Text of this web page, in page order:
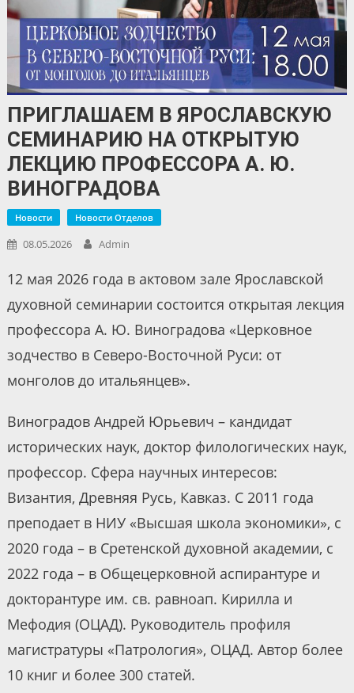
ПРИГЛАШАЕМ В ЯРОСЛАВСКУЮ
СЕМИНАРИЮ НА ОТКРЫТУЮ
ЛЕКЦИЮ ПРОФЕССОРА А. Ю.
ВИНОГРАДОВА
Новости Новости Отделов
08.05.2026 Admin
12 мая 2026 года в актовом зале Ярославской
духовной семинарии состоится открытая лекция
профессора А. Ю. Виноградова «Церковное
зодчество в Северо-Восточной Руси: от
монголов до итальянцев».
Виноградов Андрей Юрьевич – кандидат
исторических наук, доктор филологических наук,
профессор. Сфера научных интересов:
Византия, Древняя Русь, Кавказ. С 2011 года
преподает в НИУ «Высшая школа экономики», с
2020 года – в Сретенской духовной академии, с
2022 года – в Общецерковной аспирантуре и
докторантуре им. св. равноап. Кирилла и
Мефодия (ОЦАД). Руководитель профиля
магистратуры «Патрология», ОЦАД. Автор более
10 книг и более 300 статей.